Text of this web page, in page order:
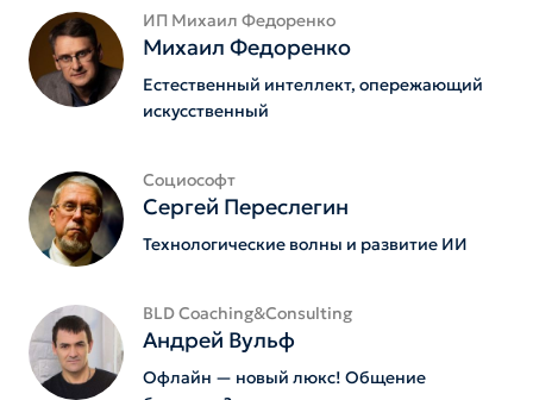
ИП Михаил Федоренко
Михаил Федоренко
Естественный интеллект, опережающий
искусственный
Социософт
Сергей Переслегин
Технологические волны и развитие ИИ
BLD Coaching&Consulting
Андрей Вульф
Офлайн — новый люкс! Общение